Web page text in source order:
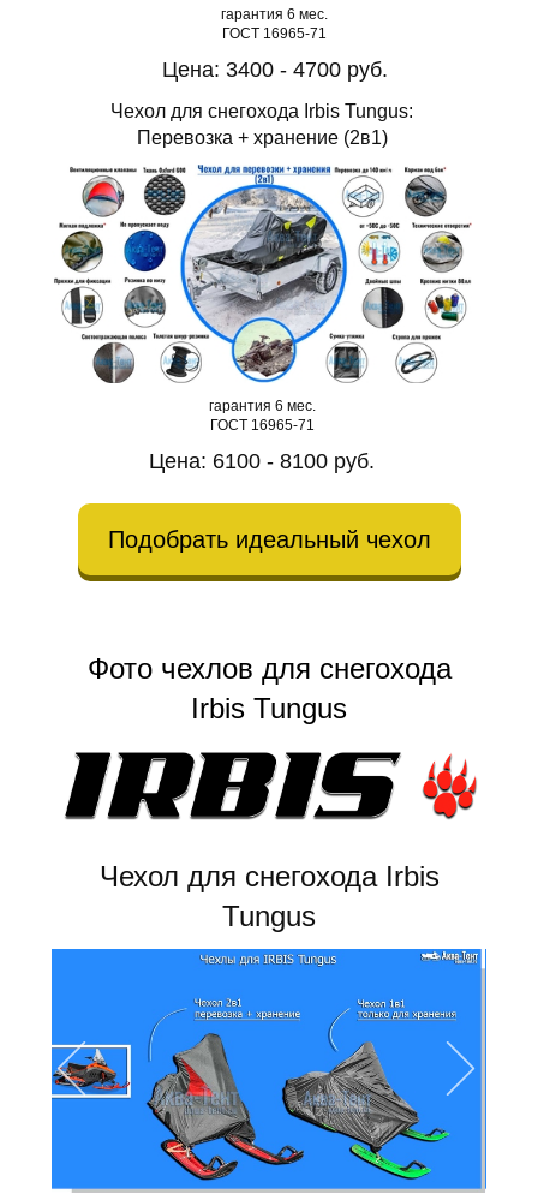
гарантия 6 мес.
ГОСТ 16965-71
Цена: 3400 - 4700 руб.
Чехол для снегохода Irbis Tungus:
Перевозка + хранение (2в1)
гарантия 6 мес.
ГОСТ 16965-71
Цена: 6100 - 8100 руб.
Подобрать идеальный чехол
Фото чехлов для снегохода
Irbis Tungus
Чехол для снегохода Irbis
Tungus